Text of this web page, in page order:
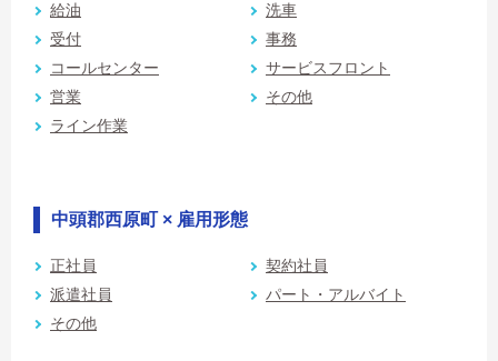
給油
洗車
受付
事務
コールセンター
サービスフロント
営業
その他
ライン作業
中頭郡西原町 × 雇用形態
正社員
契約社員
派遣社員
パート・アルバイト
その他